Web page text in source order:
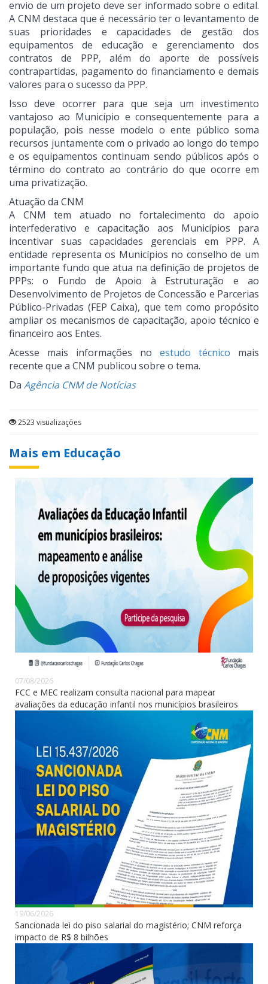
envio de um projeto deve ser informado sobre o edital.
A CNM destaca que é necessário ter o levantamento de
suas prioridades e capacidades de gestão dos
equipamentos de educação e gerenciamento dos
contratos de PPP, além do aporte de possíveis
contrapartidas, pagamento do financiamento e demais
valores para o sucesso da PPP.
Isso deve ocorrer para que seja um investimento
vantajoso ao Município e consequentemente para a
população, pois nesse modelo o ente público soma
recursos juntamente com o privado ao longo do tempo
e os equipamentos continuam sendo públicos após o
término do contrato ao contrário do que ocorre em
uma privatização.
Atuação da CNM
A CNM tem atuado no fortalecimento do apoio
interfederativo e capacitação aos Municípios para
incentivar suas capacidades gerenciais em PPP. A
entidade representa os Municípios no conselho de um
importante fundo que atua na definição de projetos de
PPPs: o Fundo de Apoio à Estruturação e ao
Desenvolvimento de Projetos de Concessão e Parcerias
Público-Privadas (FEP Caixa), que tem como propósito
ampliar os mecanismos de capacitação, apoio técnico e
financeiro aos Entes.
Acesse mais informações no estudo técnico mais
recente que a CNM publicou sobre o tema.
Da Agência CNM de Notícias
2523 visualizações
Mais em Educação
07/08/2026
FCC e MEC realizam consulta nacional para mapear
avaliações da educação infantil nos municípios brasileiros
19/06/2026
Sancionada lei do piso salarial do magistério; CNM reforça
impacto de R$ 8 bilhões